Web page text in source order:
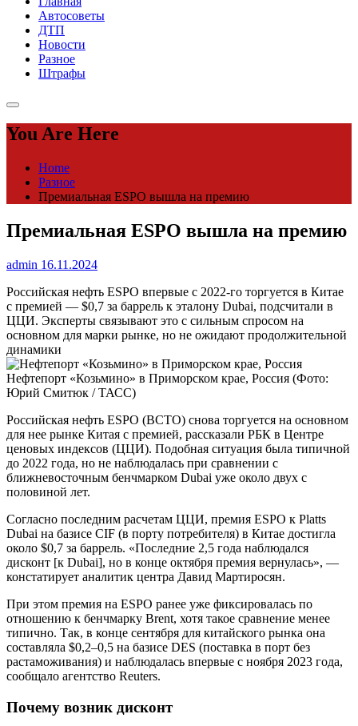
Автосоветы
ДТП
Новости
Разное
Штрафы
You Are Here
Home
Разное
Премиальная ESPO вышла на премию
Премиальная ESPO вышла на премию
admin 16.11.2024
Российская нефть ESPO впервые с 2022-го торгуется в Китае
с премией — $0,7 за баррель к эталону Dubai, подсчитали в
ЦЦИ. Эксперты связывают это с сильным спросом на
основном для марки рынке, но не ожидают продолжительной
динамики
Нефтепорт «Козьмино» в Приморском крае, Россия (Фото:
Юрий Смитюк / ТАСС)
Российская нефть ESPO (ВСТО) снова торгуется на основном
для нее рынке Китая с премией, рассказали РБК в Центре
ценовых индексов (ЦЦИ). Подобная ситуация была типичной
до 2022 года, но не наблюдалась при сравнении с
ближневосточным бенчмарком Dubai уже около двух с
половиной лет.
Согласно последним расчетам ЦЦИ, премия ESPO к Platts
Dubai на базисе CIF (в порту потребителя) в Китае достигла
около $0,7 за баррель. «Последние 2,5 года наблюдался
дисконт [к Dubai], но в конце октября премия вернулась», —
констатирует аналитик центра Давид Мартиросян.
При этом премия на ESPO ранее уже фиксировалась по
отношению к бенчмарку Brent, хотя такое сравнение менее
типично. Так, в конце сентября для китайского рынка она
составляла $0,2–0,5 на базисе DES (поставка в порт без
растаможивания) и наблюдалась впервые с ноября 2023 года,
сообщало агентство Reuters.
Почему возник дисконт